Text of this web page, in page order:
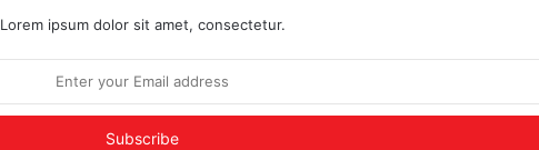
Lorem ipsum dolor sit amet, consectetur.